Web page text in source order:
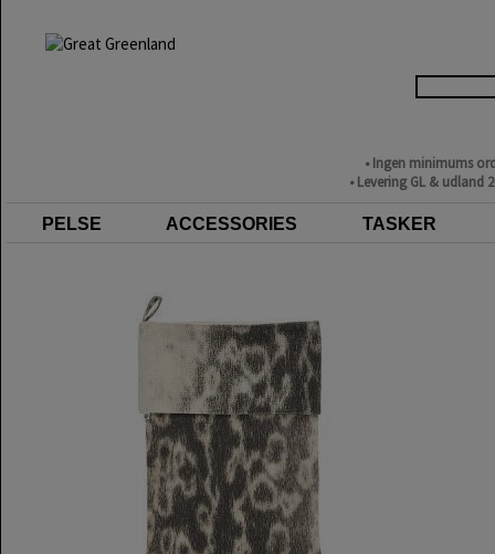
• Ingen minimums
• Levering GL & udland
PELSE ACCESSORIES TASKER